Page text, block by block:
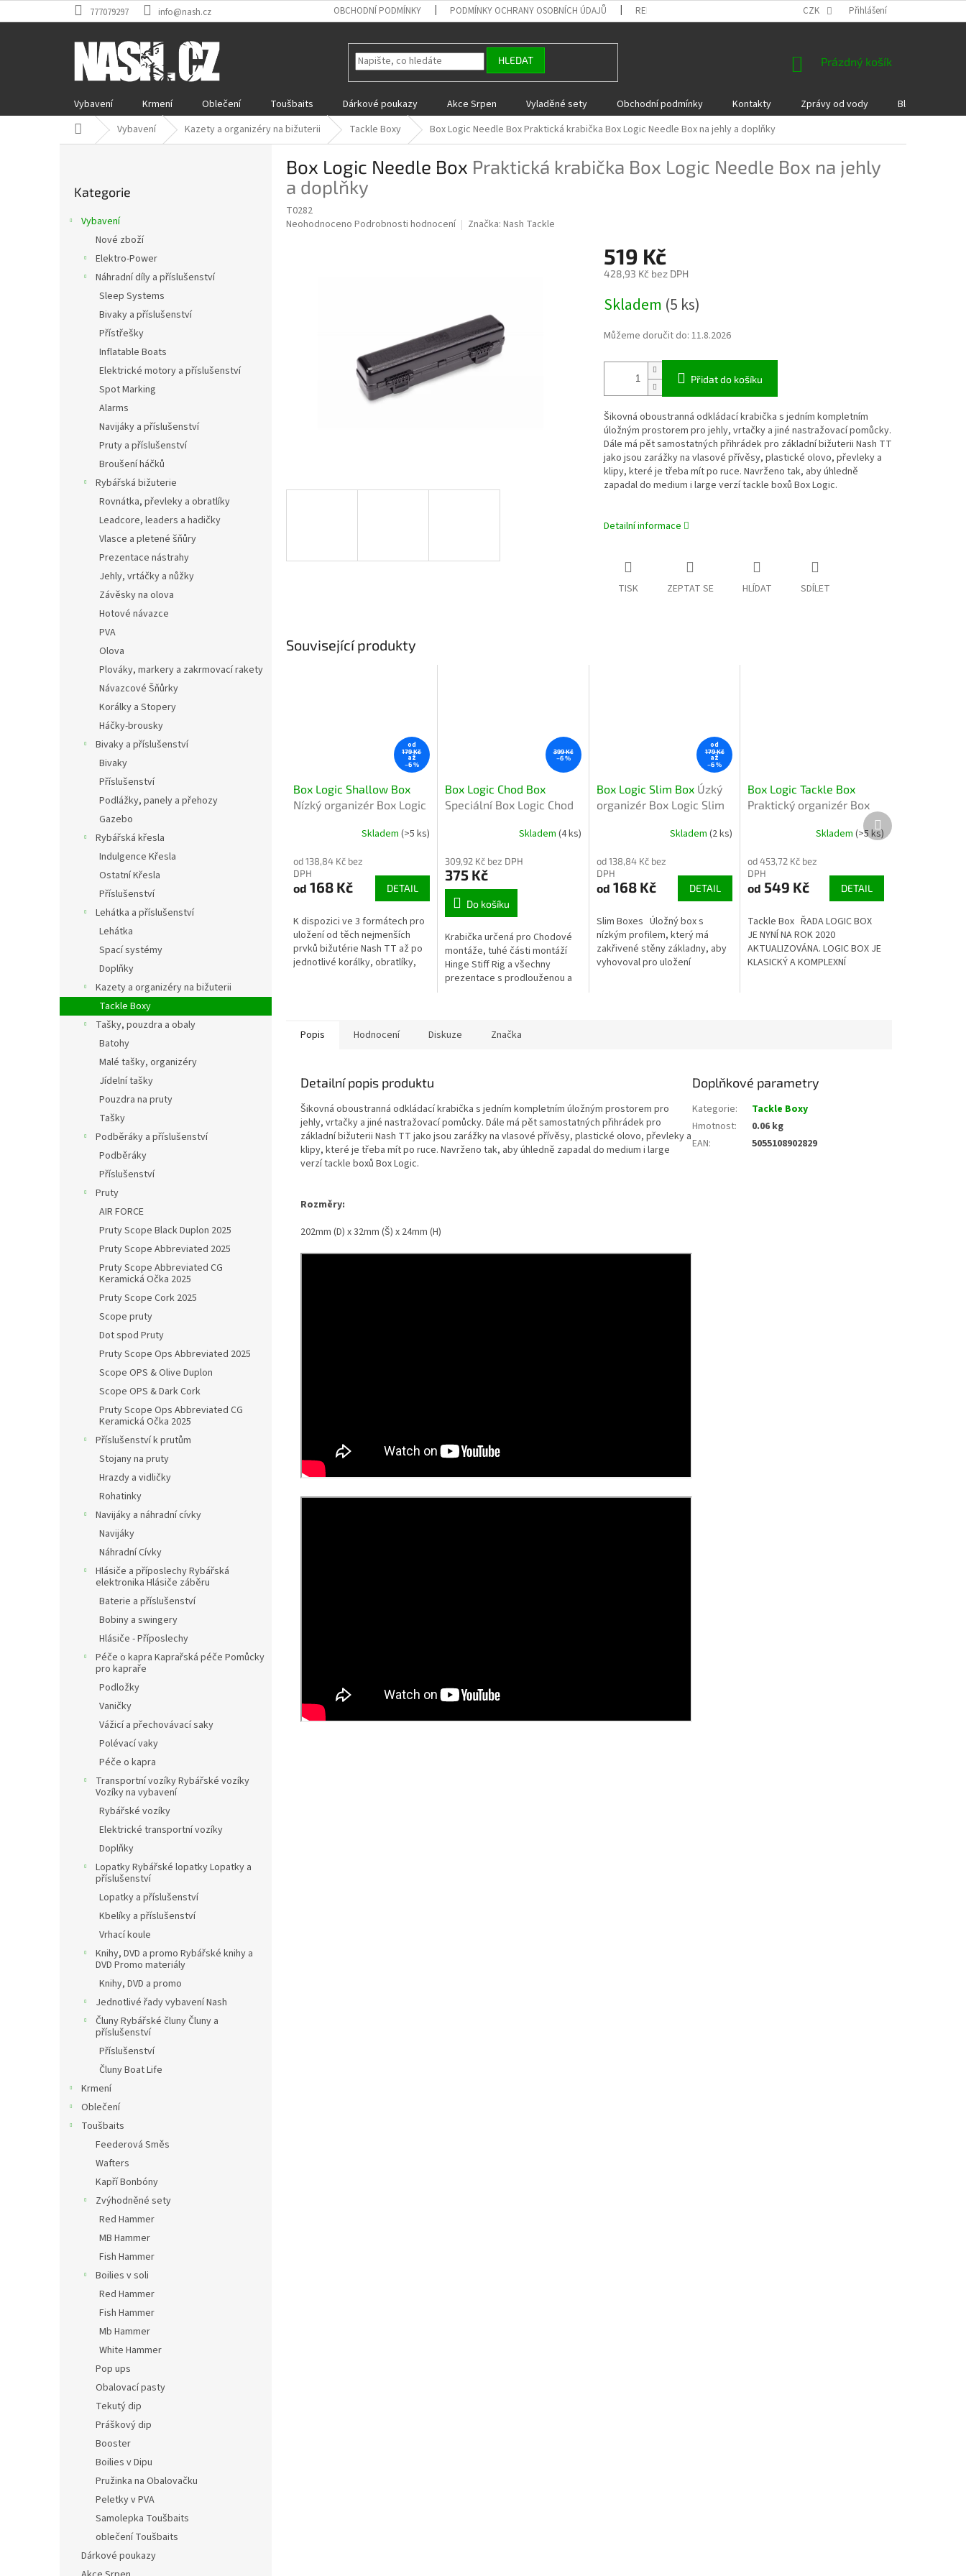
na
777079297 info@nash.cz OBCHODNÍ PODMÍNKY PODMÍNKY OCHRANY OSOBNÍCH ÚDAJŮ REKLAMACE A VRÁCENÍ ZBOŽÍ DÁRKOVÉ POUKAZY
CZK Přihlášení
HLEDAT
NÁKUPNÍ
Prázdný košík
Vybavení Krmení Oblečení Toušbaits Dárkové poukazy Akce Srpen Vyladěné sety Obchodní podmínky Kontakty Zprávy od vody Blog
Domů Vybavení Kazety a organizéry na bižuterii Tackle Boxy Box Logic Needle BoxPraktická krabička Box Logic Needle Box na jehly a doplňky
kategorie
Kategorie
Vybavení
Nové zboží
Elektro-Power
Náhradní díly a příslušenství
Sleep Systems
Bivaky a příslušenství
Přístřešky
Inflatable Boats
Elektrické motory a příslušenství
Spot Marking
Alarms
Navijáky a příslušenství
Pruty a příslušenství
Broušení háčků
Rybářská bižuterie
Rovnátka, převleky a obratlíky
Leadcore, leaders a hadičky
Vlasce a pletené šňůry
Prezentace nástrahy
Jehly, vrtáčky a nůžky
Závěsky na olova
Hotové návazce
PVA
Olova
Plováky, markery a zakrmovací rakety
Návazcové Šňůrky
Korálky a Stopery
Háčky-brousky
Bivaky a příslušenství
Bivaky
Příslušenství
Podlážky, panely a přehozy
Gazebo
Rybářská křesla
Indulgence Křesla
Ostatní Křesla
Příslušenství
Lehátka a příslušenství
Lehátka
Spací systémy
Doplňky
Kazety a organizéry na bižuterii
Tackle Boxy
Tašky, pouzdra a obaly
Batohy
Malé tašky, organizéry
Jídelní tašky
Pouzdra na pruty
Tašky
Podběráky a příslušenství
Podběráky
Příslušenství
Pruty
AIR FORCE
Pruty Scope Black Duplon 2025
Pruty Scope Abbreviated 2025
Pruty Scope Abbreviated CG
Keramická Očka 2025
Pruty Scope Cork 2025
Scope pruty
Dot spod Pruty
Pruty Scope Ops Abbreviated 2025
Scope OPS & Olive Duplon
Scope OPS & Dark Cork
Pruty Scope Ops Abbreviated CG
Keramická Očka 2025
Příslušenství k prutům
Stojany na pruty
Hrazdy a vidličky
Rohatinky
Navijáky a náhradní cívky
Navijáky
Náhradní Cívky
Hlásiče a příposlechy Rybářská
elektronika Hlásiče záběru
Baterie a příslušenství
Bobiny a swingery
Hlásiče - Příposlechy
Péče o kapra Kaprařská péče Pomůcky
pro kapraře
Podložky
Vaničky
Vážicí a přechovávací saky
Polévací vaky
Péče o kapra
Transportní vozíky Rybářské vozíky
Vozíky na vybavení
Rybářské vozíky
Elektrické transportní vozíky
Doplňky
Lopatky Rybářské lopatky Lopatky a
příslušenství
Lopatky a příslušenství
Kbelíky a příslušenství
Vrhací koule
Knihy, DVD a promo Rybářské knihy a
DVD Promo materiály
Knihy, DVD a promo
Jednotlivé řady vybavení Nash
Čluny Rybářské čluny Čluny a
příslušenství
Příslušenství
Čluny Boat Life
Krmení
Oblečení
Toušbaits
Feederová Směs
Wafters
Kapří Bonbóny
Zvýhodněné sety
Red Hammer
MB Hammer
Fish Hammer
Boilies v soli
Red Hammer
Fish Hammer
Mb Hammer
White Hammer
Pop ups
Obalovací pasty
Tekutý dip
Práškový dip
Booster
Boilies v Dipu
Pružinka na Obalovačku
Peletky v PVA
Samolepka Toušbaits
oblečení Toušbaits
Dárkové poukazy
Box Logic Needle Box Praktická krabička Box Logic Needle Box na jehly
a doplňky
T0282
Průměrné
Neohodnoceno Podrobnosti hodnocení Značka: Nash Tackle
519 Kč
428,93 Kč bez DPH
cena:
Skladem (5 ks)
Můžeme doručit do: 11.8.2026
Přidat do košíku
Šikovná oboustranná odkládací krabička s jedním kompletním
úložným prostorem pro jehly, vrtačky a jiné nastražovací pomůcky.
Dále má pět samostatných přihrádek pro základní bižuterii Nash TT
jako jsou zarážky na vlasové přívěsy, plastické olovo, převleky a
klipy, které je třeba mít po ruce. Navrženo tak, aby úhledně
zapadal do medium i large verzí tackle boxů Box Logic.
Detailní informace
TISK ZEPTAT SE HLÍDAT SDÍLET
Související produkty
od
179 Kč
až
–6 %
Box Logic Shallow Box
Nízký organizér Box Logic
Skladem (>5 ks)
od 138,84 Kč bez
DPH
od 168 Kč DETAIL
K dispozici ve 3 formátech pro
uložení od těch nejmenších
prvků bižutérie Nash TT až po
jednotlivé korálky, obratlíky,
399 Kč
–6 %
Box Logic Chod Box
Speciální Box Logic Chod
Skladem (4 ks)
309,92 Kč bez DPH
375 Kč
Do košíku
Krabička určená pro Chodové
montáže, tuhé části montáží
Hinge Stiff Rig a všechny
prezentace s prodlouženou a
od
179 Kč
až
–6 %
Box Logic Slim Box Úzký
organizér Box Logic Slim
Skladem(2 ks)
od 138,84 Kč bez
DPH
od 168 Kč DETAIL
Slim Boxes Úložný box s
nízkým profilem, který má
zakřivené stěny základny, aby
vyhovoval pro uložení
Box Logic Tackle Box
Praktický organizér Box
rybářské náčiníSkladem (>5 ks)
od 453,72 Kč bez
DPH
od 549 Kč DETAIL
Tackle Box ŘADA LOGIC BOX
JE NYNÍ NA ROK 2020
AKTUALIZOVÁNA. LOGIC BOX JE
KLASICKÝ A KOMPLEXNÍ
Další
produkt
Popis Hodnocení Diskuze Značka
Detailní popis produktu
Šikovná oboustranná odkládací krabička s jedním kompletním úložným prostorem pro
jehly, vrtačky a jiné nastražovací pomůcky. Dále má pět samostatných přihrádek pro
základní bižuterii Nash TT jako jsou zarážky na vlasové přívěsy, plastické olovo, převleky a
klipy, které je třeba mít po ruce. Navrženo tak, aby úhledně zapadal do medium i large
verzí tackle boxů Box Logic.
Rozměry:
202mm (D) x 32mm (Š) x 24mm (H)
Doplňkové parametry
Kategorie:
Tackle Boxy
Hmotnost:
0.06 kg
EAN: 5055108902829